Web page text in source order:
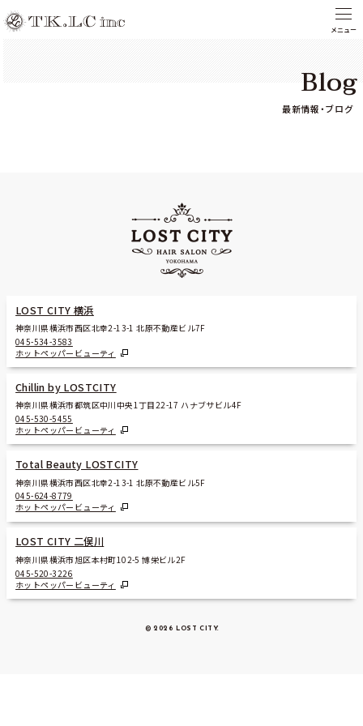
Blog
最新情報・ブログ
LOST CITY 横浜
神奈川県横浜市西区北幸2-13-1 北原不動産ビル7F
045-534-3583
ホットペッパービューティ
Chillin by LOSTCITY
神奈川県横浜市都筑区中川中央1丁目22-17 ハナブサビル4F
045-530-5455
ホットペッパービューティ
Total Beauty LOSTCITY
神奈川県横浜市西区北幸2-13-1 北原不動産ビル5F
045-624-8779
ホットペッパービューティ
LOST CITY 二俣川
神奈川県横浜市旭区本村町102-5 博栄ビル2F
045-520-3226
ホットペッパービューティ
© 2026 LOST CITY.